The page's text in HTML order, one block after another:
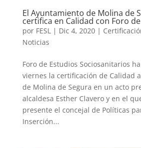
El Ayuntamiento de Molina de
certifica en Calidad con Foro
por FESL| Dic 4, 2020|
Noticias
Foro de Estudios Sociosanitarios
viernes la certificación de Calidad
de Molina de Segura en un acto
alcaldesa Esther Clavero y en el
presente el concejal de Políticas
Inserción...